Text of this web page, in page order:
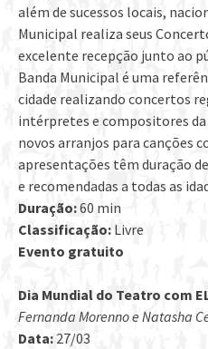
além de sucessos locais,
Municipal realiza seus
excelente recepção junto ao
Banda Municipal é uma
cidade realizando concertos
intérpretes e compositores
novos arranjos para canções
apresentações têm duração
e recomendadas a todas as
Duração:60 min
Classificação: Livre
Evento gratuito
Dia Mundial do Teatro com
Fernanda Morenno e Natasha
Data: 27/03